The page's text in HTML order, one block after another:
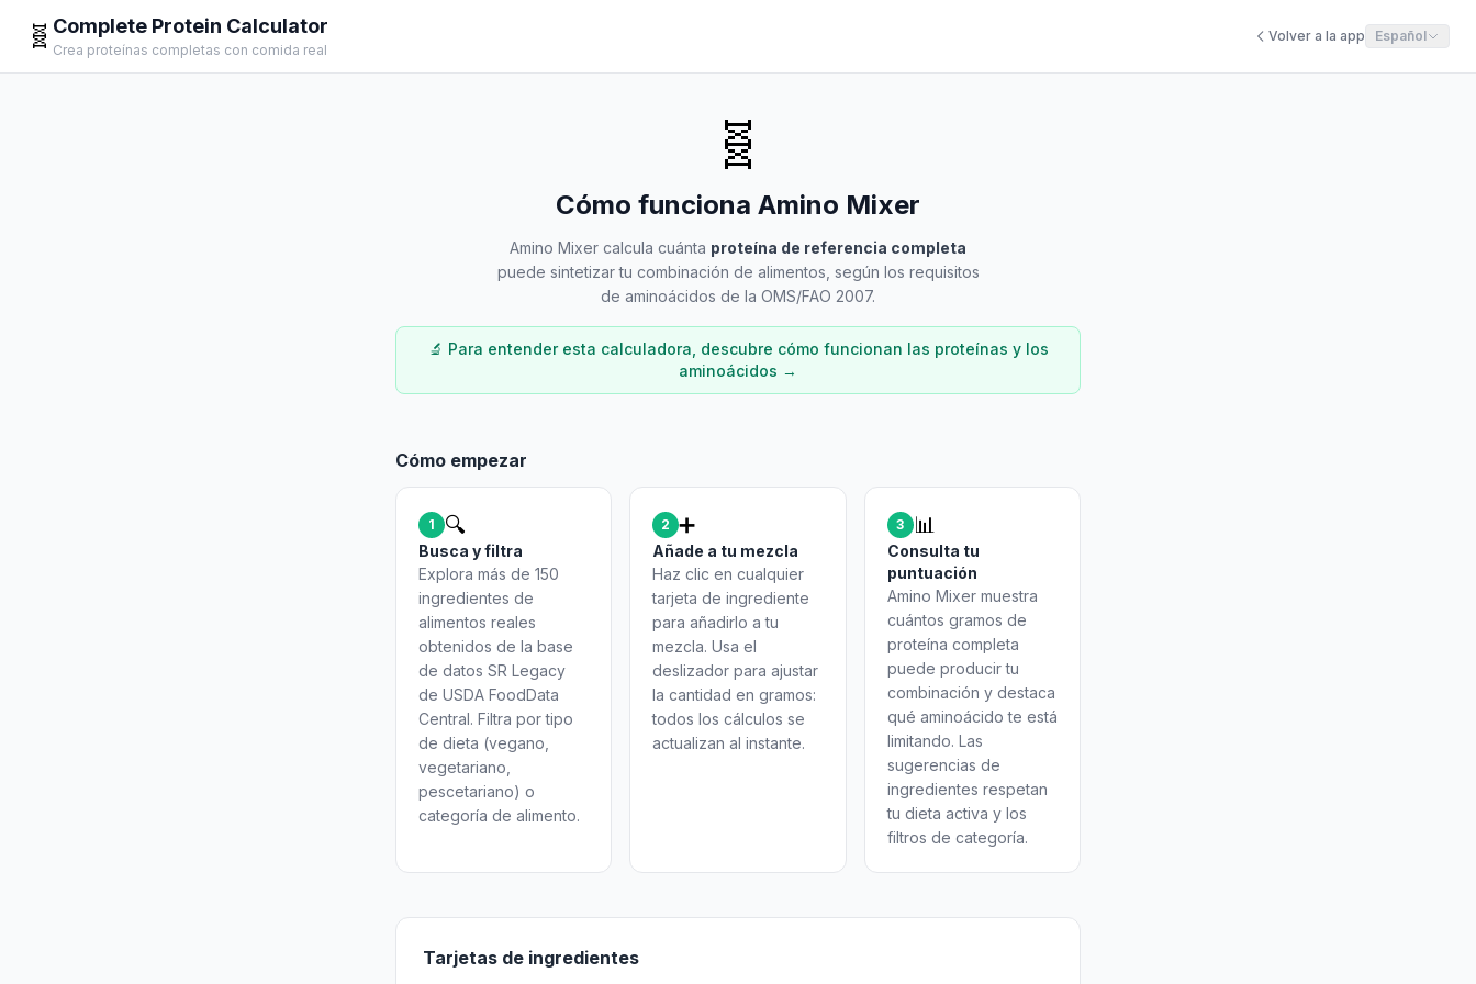
🧬 Complete Protein Calculator
Crea proteínas completas con comida real
Volver a la app Español
🧬
Cómo funciona Amino Mixer
Amino Mixer calcula cuánta proteína de referencia completa
puede sintetizar tu combinación de alimentos, según los requisitos
de aminoácidos de la OMS/FAO 2007.
🔬 Para entender esta calculadora, descubre cómo funcionan las proteínas y los
aminoácidos →
Cómo empezar
1 🔍
Busca y filtra
Explora más de 150
ingredientes de
alimentos reales
obtenidos de la base
de datos SR Legacy
de USDA FoodData
Central. Filtra por tipo
de dieta (vegano,
vegetariano,
pescetariano) o
categoría de alimento.
2 ➕
Añade a tu mezcla
Haz clic en cualquier
tarjeta de ingrediente
para añadirlo a tu
mezcla. Usa el
deslizador para ajustar
la cantidad en gramos:
todos los cálculos se
actualizan al instante.
3 📊
Consulta tu
puntuación
Amino Mixer muestra
cuántos gramos de
proteína completa
puede producir tu
combinación y destaca
qué aminoácido te está
limitando. Las
sugerencias de
ingredientes respetan
tu dieta activa y los
filtros de categoría.
Tarjetas de ingredientes